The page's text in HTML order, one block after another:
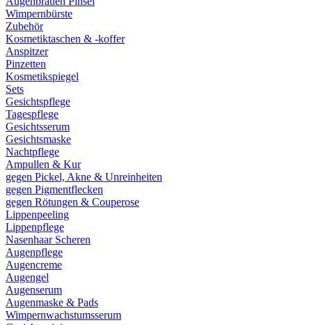
Wimpernbürste
Zubehör
Kosmetiktaschen & -koffer
Anspitzer
Pinzetten
Kosmetikspiegel
Sets
Gesichtspflege
Tagespflege
Gesichtsserum
Gesichtsmaske
Nachtpflege
Ampullen & Kur
gegen Pickel, Akne & Unreinheiten
gegen Pigmentflecken
gegen Rötungen & Couperose
Lippenpeeling
Lippenpflege
Nasenhaar Scheren
Augenpflege
Augencreme
Augengel
Augenserum
Augenmaske & Pads
Wimpernwachstumsserum